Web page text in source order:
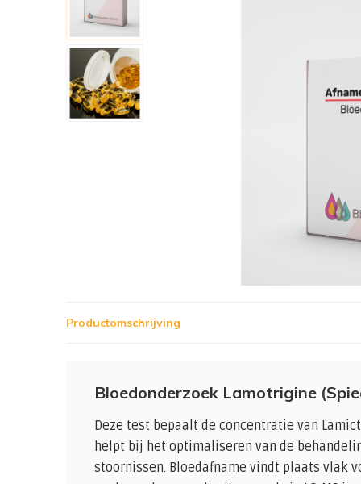
Productomschrijving
Bloedonderzoek Lamotrigine
Deze test bepaalt de concentratie van
helpt bij het optimaliseren van de
stoornissen. Bloedafname vindt plaats vlak